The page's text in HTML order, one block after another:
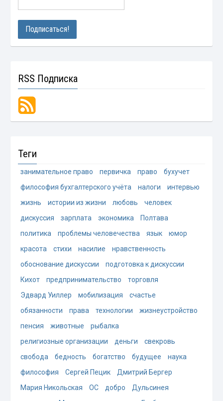
RSS Подписка
Теги
занимательное право первичка право
бухучет
философия бухгалтерского учёта
налоги
интервью
жизнь
истории из жизни любовь
человек
дискуссия
зарплата экономика
Полтава
политика
проблемы человечества язык
юмор
красота
стихи насилие
нравственность
обоснование дискуссии
подготовка к дискуссии
Кихот
предпринимательство
торговля
Эдвард Уиллер
мобилизация
счастье
обязанности
права технологии
жизнеустройство
пенсия
животные
рыбалка
религиозные организации
деньги
свекровь
свобода
бедность богатство будущее
наука
философия
Сергей Пецик
Дмитрий Бергер
Мария Никольская
ОС добро
Дульсинея